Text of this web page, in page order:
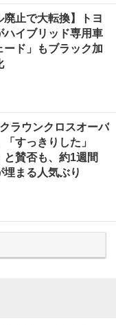
廃止で大転換】トヨ
ハイブリッド専用車
ード」もブラック加
ラウンクロスオーバ
すっきりした」
と賛否も、約1週間
埋まる人気ぶり